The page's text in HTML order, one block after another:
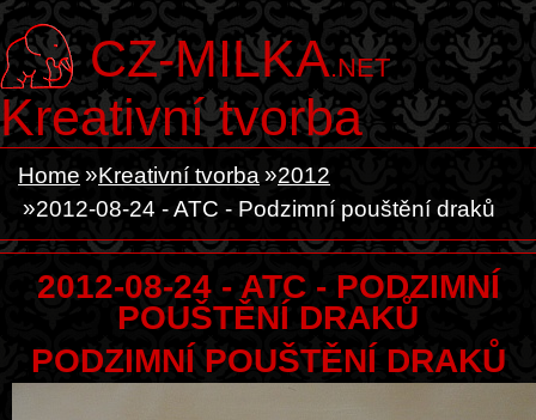
CZ-MILKA.NET
Kreativní tvorba
Home Kreativní tvorba
2012
2012-08-24 - ATC - Podzimní pouštění draků
2012-08-24 - ATC - PODZIMNÍ
POUŠTĚNÍ DRAKŮ
PODZIMNÍ POUŠTĚNÍ DRAKŮ